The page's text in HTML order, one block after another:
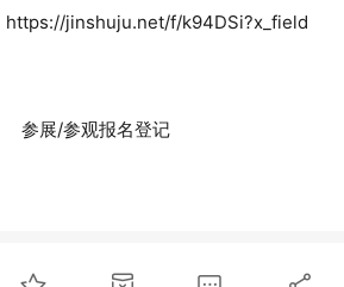
https://jinshuju.net/f/k94DSi?x_field
参展/参观报名登记